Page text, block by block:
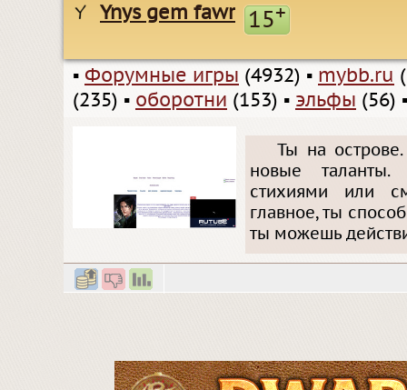
Ynys gem fawr 15+
▪ Форумные игры (4932) ▪ mybb.ru
(235) ▪ оборотни (153) ▪ эльфы (56) ▪
Ты на
новые таланты.
стихиями или
главное, ты
ты можешь